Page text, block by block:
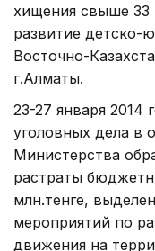
хищения свыше 33
развитие детско-
Восточно-
г.Алматы.
23-27 января 2014
уголовных дела в
Министерства
растраты
млн.тенге,
мероприятий по
движения на